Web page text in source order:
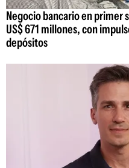
Negocio bancario en primer
US$ 671 millones, con
depósitos